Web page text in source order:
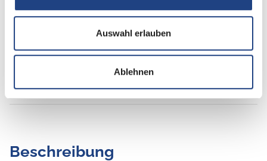
Auswahl erlauben
Ablehnen
Beschreibung